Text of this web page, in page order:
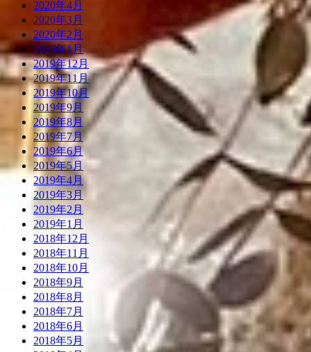
2020年4月
2020年3月
2020年2月
2020年1月
2019年12月
2019年11月
2019年10月
2019年9月
2019年8月
2019年7月
2019年6月
2019年5月
2019年4月
2019年3月
2019年2月
2019年1月
2018年12月
2018年11月
2018年10月
2018年9月
2018年8月
2018年7月
2018年6月
2018年5月